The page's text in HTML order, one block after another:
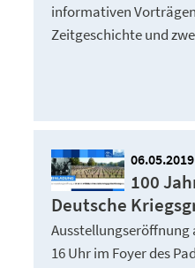
informativen
Zeitgeschichte und
06.05.2019
100
Deutsche
Ausstellungseröffnung
16 Uhr im Foyer des